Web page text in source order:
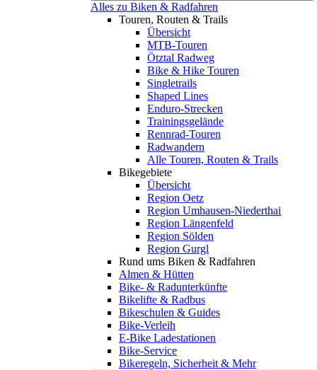
Alles zu Biken & Radfahren
Touren, Routen & Trails
Übersicht
MTB-Touren
Ötztal Radweg
Bike & Hike Touren
Singletrails
Shaped Lines
Enduro-Strecken
Trainingsgelände
Rennrad-Touren
Radwandern
Alle Touren, Routen & Trails
Bikegebiete
Übersicht
Region Oetz
Region Umhausen-Niederthai
Region Längenfeld
Region Sölden
Region Gurgl
Rund ums Biken & Radfahren
Almen & Hütten
Bike- & Radunterkünfte
Bikelifte & Radbus
Bikeschulen & Guides
Bike-Verleih
E-Bike Ladestationen
Bike-Service
Bikeregeln, Sicherheit & Mehr